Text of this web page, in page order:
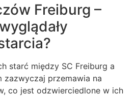
Freiburg –
starć między SC Freiburg a
zazwyczaj przemawia na
co jest odzwierciedlone w ich